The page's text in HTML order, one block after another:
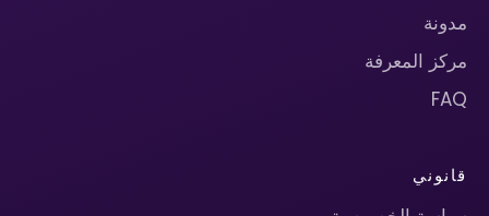
مدونة
مركز المعرفة
FAQ
قانوني